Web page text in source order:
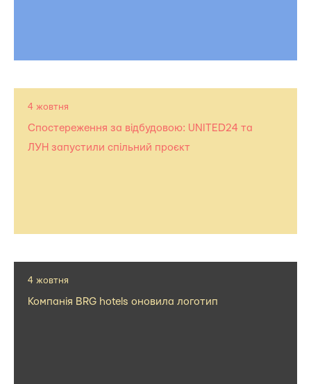
4 жовтня
Спостереження за відбудовою: UNITED24 та
ЛУН запустили спільний проєкт
4 жовтня
Компанія BRG hotels оновила логотип